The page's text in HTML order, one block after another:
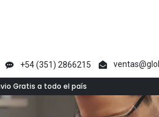
+54 (351) 2866215
Gratis a todo el país